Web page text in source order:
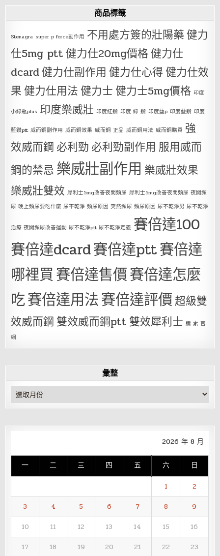
商品標籤
Stenagra super p force副作用 不用處方簽的壯陽藥健力
仕5mg ptt健力仕20mg價格健力仕
dcard健力仕副作用 健力仕心得健力仕效
果健力仕用法健力士健力士5mg價格 印度
小綠瓶plus 印度樂威壯 印度紅鑽 印度 綠 鑽 印度藍p 印度藍鑽 印度
藍鑽ptt 威而鋼副作用 威而鋼效果 威而鋼 正品 威而鋼用法 威而鋼購買 強
效威而鋼 必利勁 必利勁副作用 服用威而
鋼的禁忌 樂威壯副作用 樂威壯效果
樂威壯雙效 犀利士5mg改善夜間頻尿 犀利士5mg改善夜間頻尿 夜間頻
尿 晚上頻尿要吃什麼 尿不乾淨 頻尿原因 突然頻尿 頻尿原因 尿不乾淨男 尿不乾淨
治療 夜間頻尿改善運動 尿不乾淨ptt 尿不乾淨定義 賽倍達100
賽倍達dcard賽倍達ptt賽倍達
哪裡買賽倍達售價賽倍達怎麼
吃賽倍達用法賽倍達評價超級雙
效威而鋼 雙效威而鋼ptt 雙效犀利士 騰 素 官
網
彙整
彙
整
2026 年 8 月
一 二 三 四 五 六 日
1
2
3
4 5 6 7 8
9
10
11 12 13 14 15
16
17
18 19 20 21 22
23